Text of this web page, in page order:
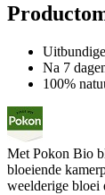
Na 7
100%
Met Pokon Bio
bloeiende
weelderige bloei